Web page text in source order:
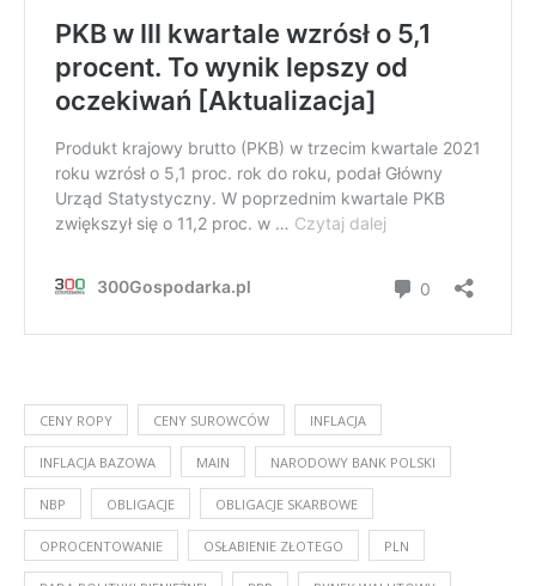
CENY ROPY CENY SUROWCÓW INFLACJA
INFLACJA BAZOWA MAIN NARODOWY BANK POLSKI
NBP OBLIGACJE OBLIGACJE SKARBOWE
OPROCENTOWANIE OSŁABIENIE ZŁOTEGO PLN